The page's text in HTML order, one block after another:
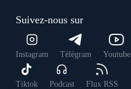
Suivez-nous sur
Instagram Télégram Youtube
Tiktok Podcast Flux RSS